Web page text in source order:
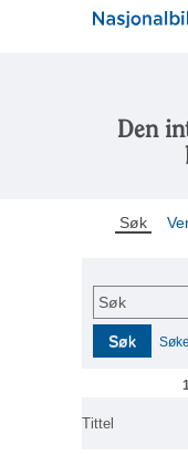
Den
Søk
Søk
Søk
Tittel